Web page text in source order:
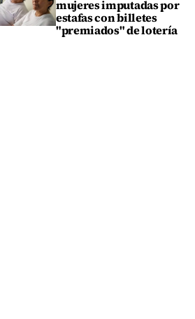
mujeres imputadas por
estafas con billetes
"premiados" de lotería